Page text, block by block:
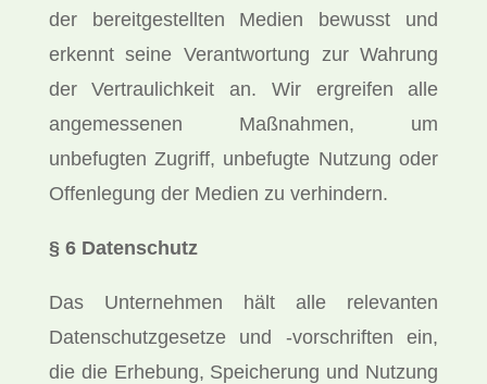
der bereitgestellten Medien bewusst und
erkennt seine Verantwortung zur Wahrung
der Vertraulichkeit an. Wir ergreifen alle
angemessenen Maßnahmen, um
unbefugten Zugriff, unbefugte Nutzung oder
Offenlegung der Medien zu verhindern.
§ 6 Datenschutz
Das Unternehmen hält alle relevanten
Datenschutzgesetze und -vorschriften ein,
die die Erhebung, Speicherung und Nutzung